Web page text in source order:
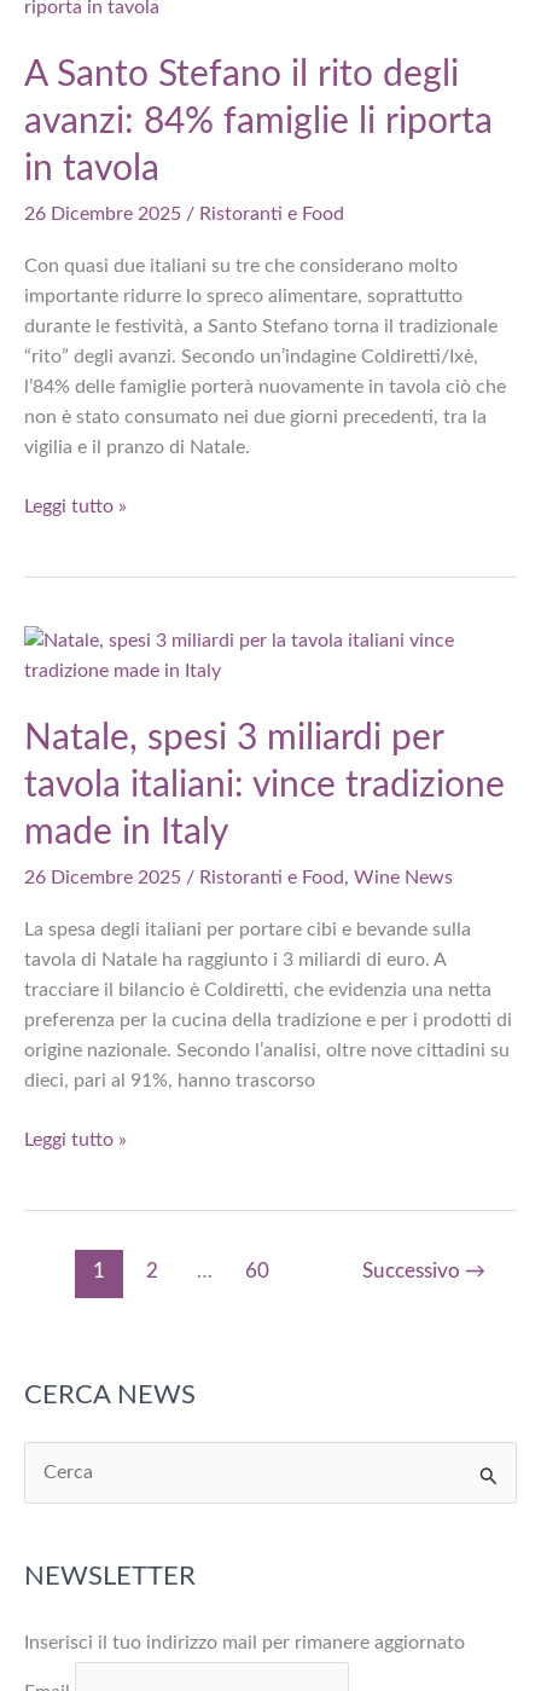
estirpa
invece
di
A Santo Stefano il rito degli
avanzi: 84% famiglie li riporta
in tavola
26 Dicembre 2025 / Ristoranti e Food
Con quasi due italiani su tre che considerano molto
importante ridurre lo spreco alimentare, soprattutto
durante le festività, a Santo Stefano torna il tradizionale
“rito” degli avanzi. Secondo un’indagine Coldiretti/Ixè,
l’84% delle famiglie porterà nuovamente in tavola ciò che
non è stato consumato nei due giorni precedenti, tra la
vigilia e il pranzo di Natale.
A
rito
famiglie
li
tavola
Leggi tutto »
Natale, spesi 3 miliardi per
tavola italiani: vince tradizione
made in Italy
26 Dicembre 2025 / Ristoranti e Food, Wine News
La spesa degli italiani per portare cibi e bevande sulla
tavola di Natale ha raggiunto i 3 miliardi di euro. A
tracciare il bilancio è Coldiretti, che evidenzia una netta
preferenza per la cucina della tradizione e per i prodotti di
origine nazionale. Secondo l’analisi, oltre nove cittadini su
dieci, pari al 91%, hanno trascorso
Natale,
in
Italy
Leggi tutto »
1 2 … 60 Successivo →
CERCA NEWS
e
c
:
NEWSLETTER
Inserisci il tuo indirizzo mail per rimanere aggiornato